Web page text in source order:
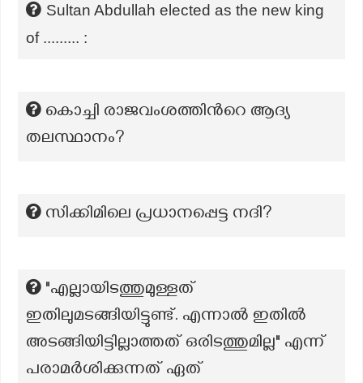
Sultan Abdullah elected as the new king
of ......... :
കൊച്ചി രാജവംശത്തിന്‍റെ ആദ്യ
തലസ്ഥാനം?
സിക്കിമിലെ പ്രധാനപ്പെട്ട നദി?
"എല്ലായിടത്തുമുള്ളത്
ഇതിലുമടങ്ങിയിട്ടുണ്ട്. എന്നാൽ ഇതിൽ
അടങ്ങിയിട്ടില്ലാത്തത് ഒരിടത്തുമില്ല" എന്ന്
പരാമർശിക്കുന്നത് ഏത്